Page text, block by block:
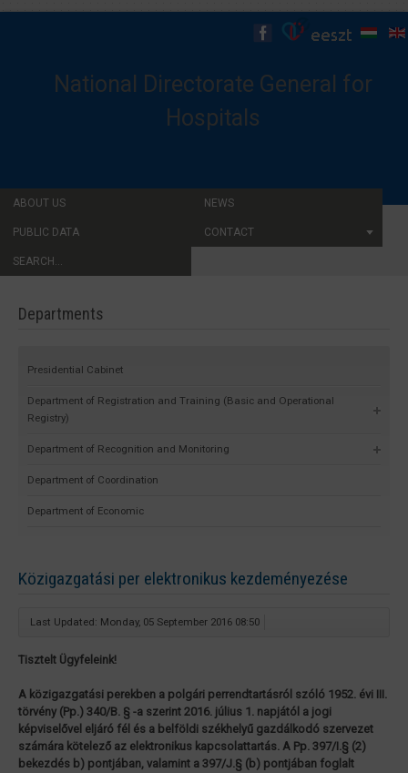
ABOUT US NEWS
PUBLIC DATA CONTACT
SEARCH...
National Directorate General for
Hospitals
Departments
Presidential Cabinet
Department of Registration and Training (Basic and Operational
Registry)
Department of Recognition and Monitoring
Department of Coordination
Department of Economic
Közigazgatási per elektronikus kezdeményezése
Last Updated: Monday, 05 September 2016 08:50
Tisztelt Ügyfeleink!
A közigazgatási perekben a polgári perrendtartásról szóló 1952. évi III.
törvény (Pp.) 340/B. § -a szerint 2016. július 1. napjától a jogi
képviselővel eljáró fél és a belföldi székhelyű gazdálkodó szervezet
számára kötelező az elektronikus kapcsolattartás. A Pp. 397/I.§ (2)
bekezdés b) pontjában, valamint a 397/J.§ (b) pontjában foglalt